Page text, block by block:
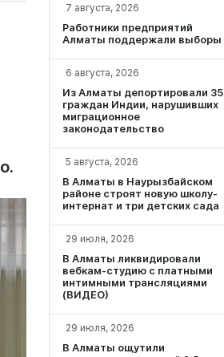
7 августа, 2026
Работники предприятий
Алматы поддержали выборы
6 августа, 2026
Из Алматы депортировали 35
граждан Индии, нарушивших
миграционное
законодательство
5 августа, 2026
В Алматы в Наурызбайском
районе строят новую школу-
интернат и три детских сада
29 июля, 2026
В Алматы ликвидировали
вебкам-студию с платными
интимными трансляциями
(ВИДЕО)
29 июля, 2026
В Алматы ощутили